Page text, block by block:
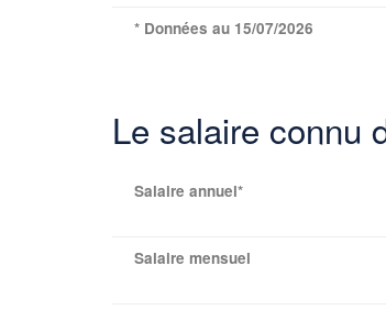
* Données au 15/07/2026
Le salaire connu
Salaire annuel*
Salaire mensuel